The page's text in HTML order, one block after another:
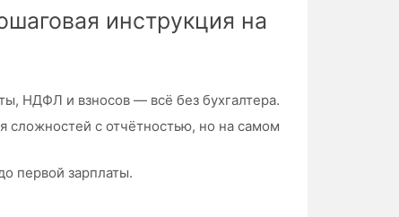
инструкция на
НДФЛ и взносов — всё без бухгалтера.
сложностей с отчётностью, но на самом
первой зарплаты.